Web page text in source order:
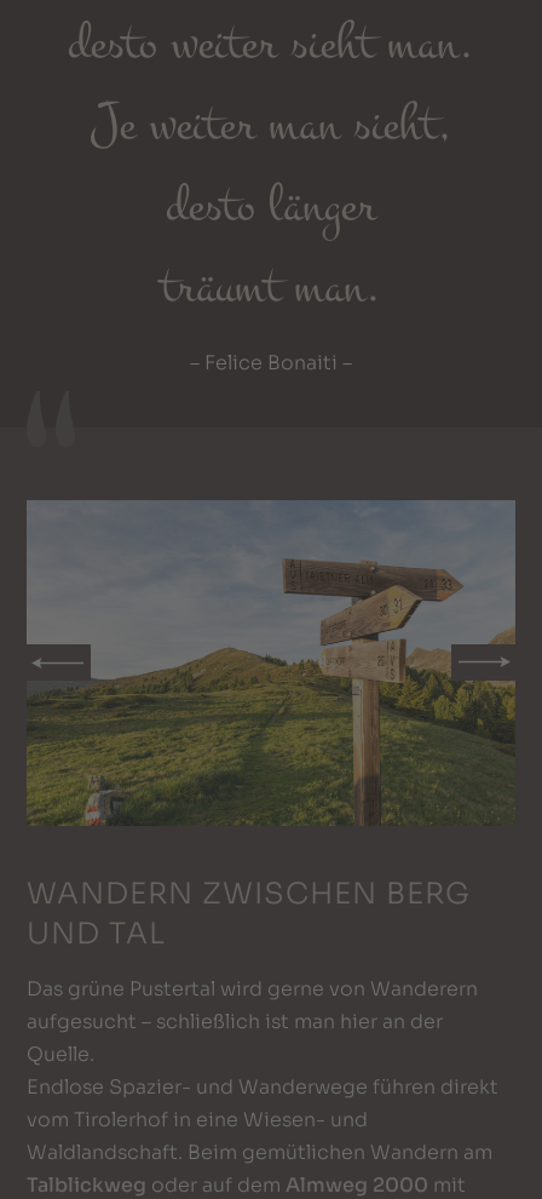
desto weiter sieht man.
Je weiter man sieht,
desto länger
träumt man.
– Felice Bonaiti –
WANDERN ZWISCHEN BERG
UND TAL
Das grüne Pustertal wird gerne von Wanderern
aufgesucht – schließlich ist man hier an der
Quelle.
Endlose Spazier- und Wanderwege führen direkt
vom Tirolerhof in eine Wiesen- und
Waldlandschaft. Beim gemütlichen Wandern am
Talblickweg oder auf dem Almweg 2000 mit